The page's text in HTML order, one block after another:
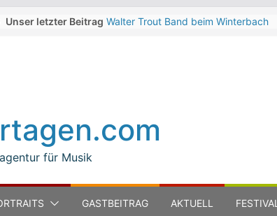
Unser letzter Beitrag Walter Trout Band beim Winterbach
Modena auf der Piazza Roma 2026
für Musik
GASTBEITRAG AKTUELL FESTIVAL